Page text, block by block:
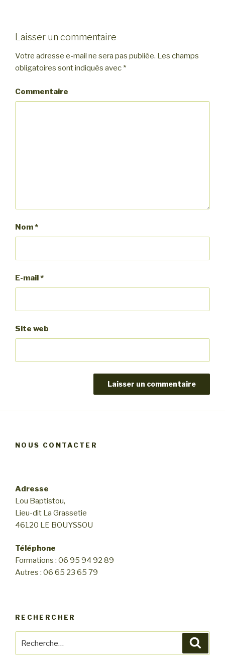
Laisser un commentaire
Votre adresse e-mail ne sera pas publiée. Les champs
obligatoires sont indiqués avec *
Commentaire
Nom*
E-mail*
Site web
NOUS CONTACTER
Adresse
Lou Baptistou,
Lieu-dit La Grassetie
46120 LE BOUYSSOU
Téléphone
Formations : 06 95 94 92 89
Autres : 06 65 23 65 79
RECHERCHER
pour